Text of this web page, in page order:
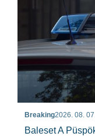
Breaking2026. 08. 07.
Baleset A